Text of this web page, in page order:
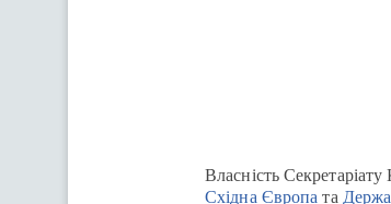
Власність
Східна Європа та